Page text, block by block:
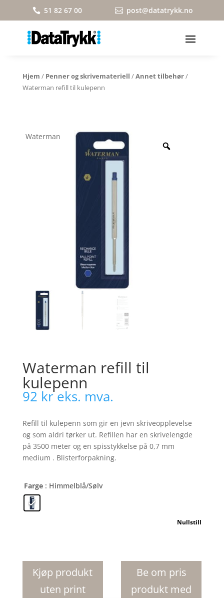
 51 82 67 00  post@datatrykk.no
Hjem / Penner og skrivemateriell /Annet tilbehør/
Waterman refill til kulepenn
Waterman
Waterman refill til
kulepenn
92 kr eks. mva.
Refill til kulepenn som gir en jevn skriveopplevelse
og som aldri tørker ut. Refillen har en skrivelengde
på 3500 meter og en spisstykkelse på 0,7 mm
medium . Blisterforpakning.
Farge : Himmelblå/Sølv
Nullstill
kulepenn
antall
Kjøp produkt
uten print
Be om pris
produkt med